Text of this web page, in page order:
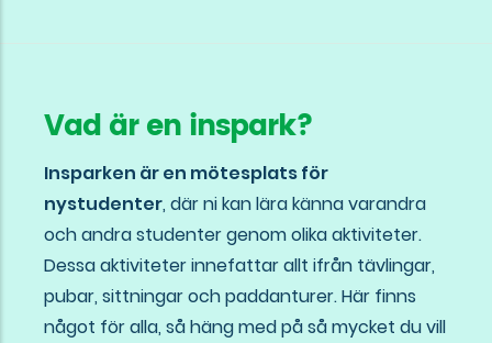
Vad är en inspark?
Insparken är en mötesplats för
nystudenter, där ni kan lära känna varandra
och andra studenter genom olika aktiviteter.
Dessa aktiviteter innefattar allt ifrån tävlingar,
pubar, sittningar och paddanturer. Här finns
något för alla, så häng med på så mycket du vill